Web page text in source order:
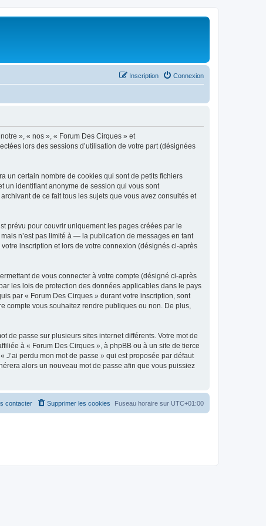
Connexion
Inscription
», « nos », « Forum Des Cirques » et
lors des sessions d’utilisation de votre part (désignées
un certain nombre de cookies qui sont de petits fichiers
un identifiant anonyme de session qui vous sont
de ce fait tous les sujets que vous avez consultés et
prévu pour couvrir uniquement les pages créées par le
n’est pas limité à — la publication de messages en tant
inscription et lors de votre connexion (désignés ci-après
de vous connecter à votre compte (désigné ci-après
les lois de protection des données applicables dans le pays
par « Forum Des Cirques » durant votre inscription, sont
compte vous souhaitez rendre publiques ou non. De plus,
de passe sur plusieurs sites internet différents. Votre mot de
à « Forum Des Cirques », à phpBB ou à un site de tierce
perdu mon mot de passe » qui est proposée par défaut
alors un nouveau mot de passe afin que vous puissiez
Fuseau horaire sur UTC+01:00
Supprimer les cookies
contacter